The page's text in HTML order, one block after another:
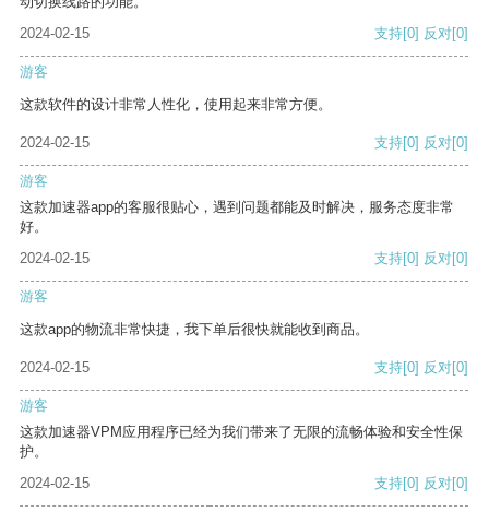
2024-02-15
支持[0] 反对[0]
游客
这款软件的设计非常人性化，使用起来非常方便。
2024-02-15 支持[0] 反对[0]
游客
这款加速器app的客服很贴心，遇到问题都能及时解决，服务态度非常
好。
2024-02-15
支持[0] 反对[0]
游客
这款app的物流非常快捷，我下单后很快就能收到商品。
2024-02-15 支持[0] 反对[0]
游客
这款加速器VPM应用程序已经为我们带来了无限的流畅体验和安全性保
护。
2024-02-15
支持[0] 反对[0]